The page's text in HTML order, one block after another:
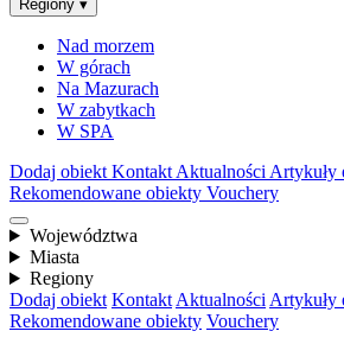
Regiony ▾
Nad morzem
W górach
Na Mazurach
W zabytkach
W SPA
Dodaj obiekt Kontakt Aktualności Artykuły
Rekomendowane obiekty Vouchery
Województwa
Miasta
Regiony
Dodaj obiekt Kontakt Aktualności Artykuły
Rekomendowane obiekty Vouchery